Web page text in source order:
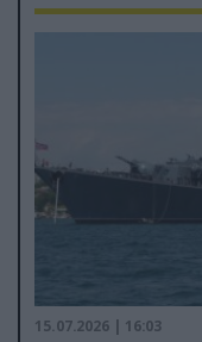
15.07.2026 | 16:03